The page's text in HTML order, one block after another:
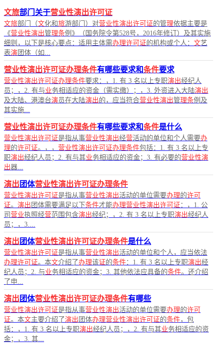
文旅部门关于营业性演出许可证
文旅部门（文化和旅游部门）对营业性演出许可证的管理依据主要是
《营业性演出管理条例》（国务院令第528号，2016年修订）及其实施
细则，以下是核心要点：适用主体需办理许可证的机构或个人： 文艺
表演 团体（如...
营业性演出许可证办理条件有哪些要求和条件要求
营业性演出许可证办理条件要求：，1. 有 3 名以上专职演出经纪人
员；，2. 有与业务相适应的资金（需实缴）；，3. 外资进入大陆演出
及大陆、港澳台演 员在大陆演出的，应当符合营业性演出管理条例及
其实施...
营业性演出许可证办理条件有哪些要求和条件是什么
营业性演出许可证是指从事营业性演出经营活动的单位和个人需要办
理的许可证。，， 营业性演出许可证办理条件包括：1. 有 3 名以上专
职演出经纪人员；2. 有与其业务相适应的资金；3. 有必要的营业性演
出器...
演出 团体营业性演出许可证办理条件
营业性演出许可证是指从事营业性演出活动的单位需要办理的许可
证。 演出 团体需要满足以下条件才能办理营业性演出许可证 ：，1. 公
司 营业执照经营范围包含演出经纪；，2. 有 3 名以上专职演出经纪人
员；，3....
演出 团体营业性演出许可证办理条件是什么
营业性演出许可证是指从事营业性演出活动的单位和个人，应当依法
办理许可证。本文介绍了办理该证的条件：1. 有 3 名以上专职演出经
纪人员；2. 与业务相适应的资金；3. 其他依法应具备的条件。还介绍
了申...
演出 团体营业性演出许可证办理条件有哪些
营业性演出许可证是指从事营业性演出活动的单位需要办理的许可
证。本文主要介绍了演出 团体办理营业性演出许可证的条件，包
括：，1. 有 3 名以上专职演出经纪人员；，2. 有与其业务相适应的资
金；，3. 其...